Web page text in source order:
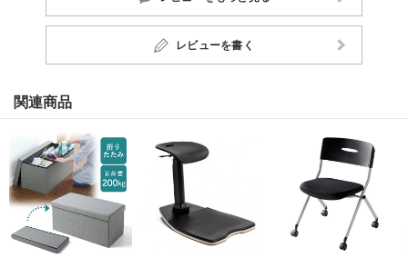
レビューを書く
関連商品